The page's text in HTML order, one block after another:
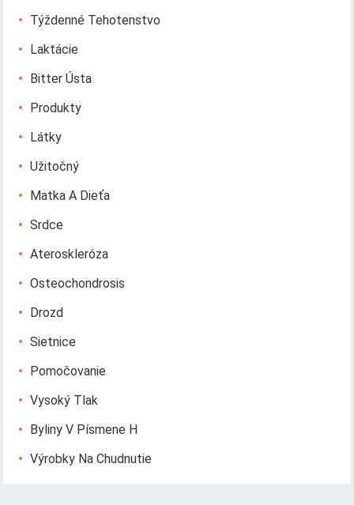
Týždenné Tehotenstvo
Laktácie
Bitter Ústa
Produkty
Látky
Užitočný
Matka A Dieťa
Srdce
Ateroskleróza
Osteochondrosis
Drozd
Sietnice
Pomočovanie
Vysoký Tlak
Byliny V Písmene H
Výrobky Na Chudnutie